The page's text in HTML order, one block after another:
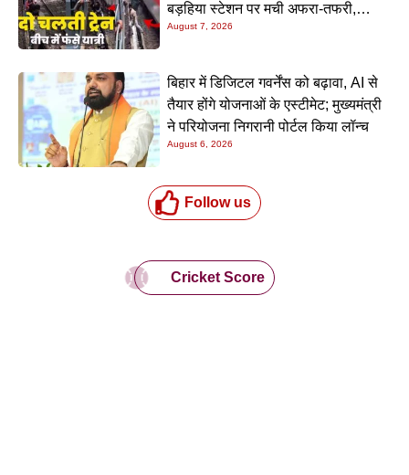
बड़हिया स्टेशन पर मची अफरा-तफरी,
यात्रियों की लापरवाही आई सामने
August 7, 2026
बिहार में डिजिटल गवर्नेंस को बढ़ावा, AI से
तैयार होंगे योजनाओं के एस्टीमेट; मुख्यमंत्री
ने परियोजना निगरानी पोर्टल किया लॉन्च
August 6, 2026
Follow us
Cricket Score